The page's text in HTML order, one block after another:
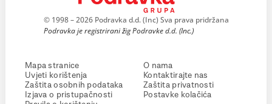
© 1998 – 2026 Podravka d.d. (Inc) Sva prava pridržana
Podravka je registrirani žig Podravke d.d. (Inc.)
Mapa stranice
Uvjeti korištenja
Zaštita osobnih podataka
Izjava o pristupačnosti
O nama
Kontaktirajte nas
Zaštita privatnosti
Postavke kolačića